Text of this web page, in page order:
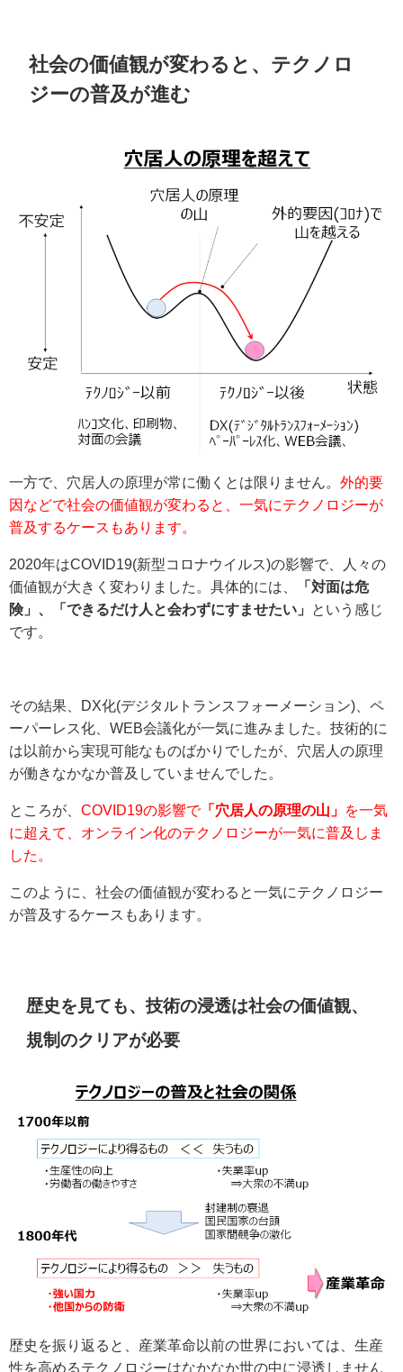
社会の価値観が変わると、テクノロ
ジーの普及が進む
一方で、穴居人の原理が常に働くとは限りません。 外的要
因などで社会の価値観が変わると、一気にテクノロジーが
普及するケースもあります。
2020年はCOVID19(新型コロナウイルス)の影響で、人々の
価値観が大きく変わりました。具体的には、
「対面は危
険」、「できるだけ人と会わずにすませたい」
という感じ
です。
その結果、DX化(デジタルトランスフォーメーション)、ペ
ーパーレス化、WEB会議化が一気に進みました。技術的に
は以前から実現可能なものばかりでしたが、穴居人の原理
が働きなかなか普及していませんでした。
ところが、 COVID19の影響で「穴居人の原理の山」
を一気
に超えて、オンライン化のテクノロジーが一気に普及しま
した。
このように、社会の価値観が変わると一気にテクノロジー
が普及するケースもあります。
歴史を見ても、技術の浸透は社会の価値観、
規制のクリアが必要
歴史を振り返ると、産業革命以前の世界においては、生産
性を高めるテクノロジーはなかなか世の中に浸透しません